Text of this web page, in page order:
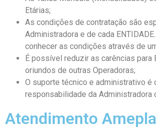
Etárias;
As condições de contratação são
Administradora e de cada
conhecer as condições através de
É possível reduzir as carências para
oriundos de outras Operadoras;
O suporte técnico e administrativo é
responsabilidade da Administradora
Atendimento